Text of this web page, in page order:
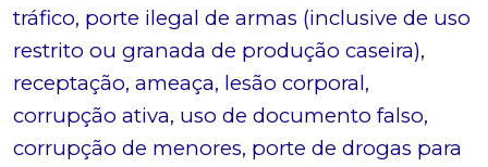
tráfico, porte ilegal de armas (inclusive de uso
restrito ou granada de produção caseira),
receptação, ameaça, lesão corporal,
corrupção ativa, uso de documento falso,
corrupção de menores, porte de drogas para